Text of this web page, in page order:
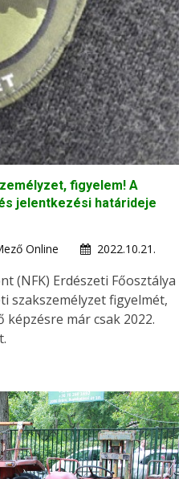
figyelem! A
jelentkezési határideje
Online
2022.10.21.
(NFK) Erdészeti Főosztálya
szakszemélyzet figyelmét,
már csak 2022.